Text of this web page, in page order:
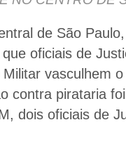
de São
oficiais de
vasculhem
contra pirataria
dois oficiais de